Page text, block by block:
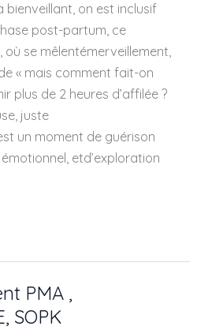
on est inclusif
post-partum, ce
se mêlentémerveillement,
« mais comment fait-on
plus de 2 heures d’affilée ?
juste
un moment de guérison
etd’exploration
PMA ,
SOPK